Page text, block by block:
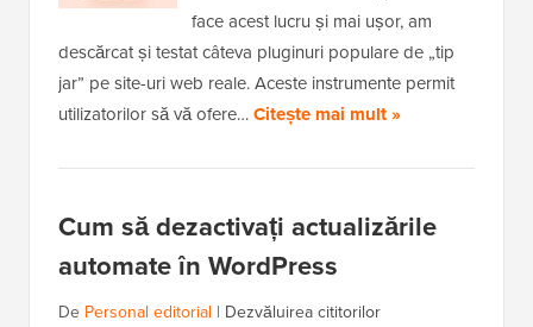
face acest lucru și mai ușor, am
descărcat și testat câteva pluginuri populare de „tip
jar” pe site-uri web reale. Aceste instrumente permit
utilizatorilor să vă ofere…Citește mai mult »
Cum să dezactivați actualizările
automate în WordPress
De Personal editorial | Dezvăluirea cititorilor